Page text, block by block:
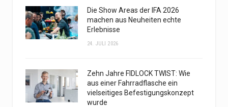
Die Show Areas der IFA 2026
machen aus Neuheiten echte
Erlebnisse
24. JULI 2026
Zehn Jahre FIDLOCK TWIST: Wie
aus einer Fahrradflasche ein
vielseitiges Befestigungskonzept
wurde